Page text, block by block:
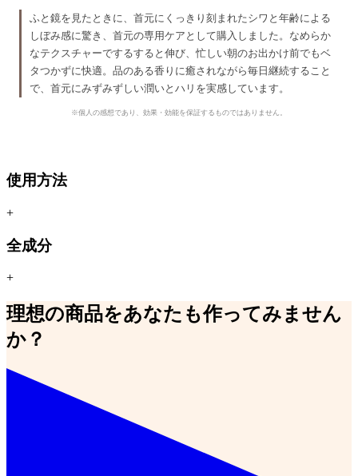
ふと鏡を見たときに、首元にくっきり刻まれたシワと年齢による
しぼみ感に驚き、首元の専用ケアとして購入しました。なめらか
なテクスチャーでするすると伸び、忙しい朝のお出かけ前でもベ
タつかずに快適。品のある香りに癒されながら毎日継続すること
で、首元にみずみずしい潤いとハリを実感しています。
※個人の感想であり、効果・効能を保証するものではありません。
使用方法
+
全成分
+
理想の商品をあなたも作ってみません
か？